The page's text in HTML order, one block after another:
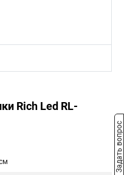
Rich Led RL-
Задать вопрос